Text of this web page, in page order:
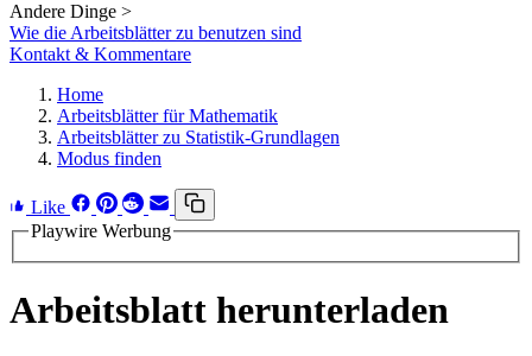
Andere Dinge >
Wie die Arbeitsblätter zu benutzen sind
Kontakt & Kommentare
Home
Arbeitsblätter für Mathematik
Arbeitsblätter zu Statistik-Grundlagen
Modus finden
Like
Playwire Werbung
Arbeitsblatt herunterladen